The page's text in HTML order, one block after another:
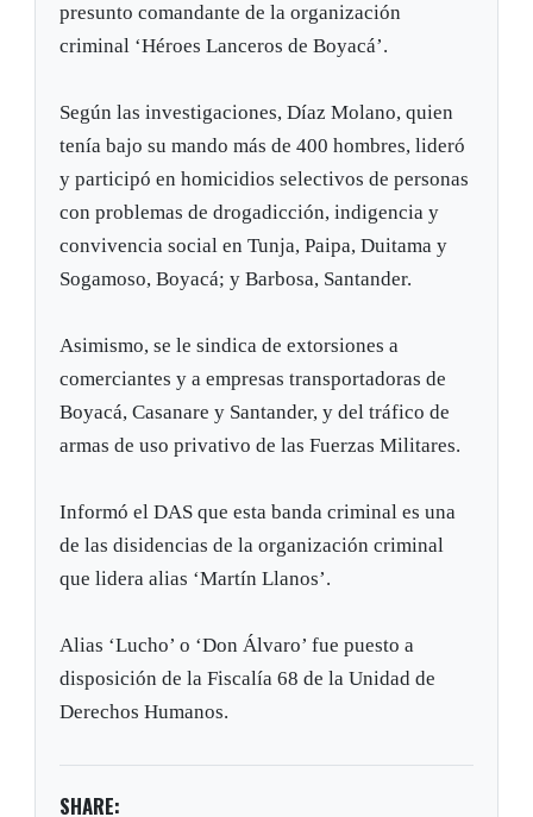
presunto comandante de la organización
criminal ‘Héroes Lanceros de Boyacá’.
Según las investigaciones, Díaz Molano, quien
tenía bajo su mando más de 400 hombres, lideró
y participó en homicidios selectivos de personas
con problemas de drogadicción, indigencia y
convivencia social en Tunja, Paipa, Duitama y
Sogamoso, Boyacá; y Barbosa, Santander.
Asimismo, se le sindica de extorsiones a
comerciantes y a empresas transportadoras de
Boyacá, Casanare y Santander, y del tráfico de
armas de uso privativo de las Fuerzas Militares.
Informó el DAS que esta banda criminal es una
de las disidencias de la organización criminal
que lidera alias ‘Martín Llanos’.
Alias ‘Lucho’ o ‘Don Álvaro’ fue puesto a
disposición de la Fiscalía 68 de la Unidad de
Derechos Humanos.
SHARE: